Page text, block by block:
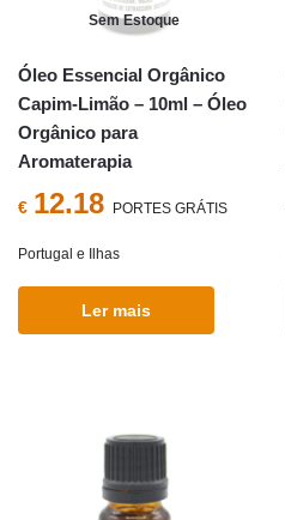
Sem Estoque
Óleo Essencial Orgânico
Capim-Limão – 10ml – Óleo
Orgânico para
Aromaterapia
€ 12.18 PORTES GRÁTIS
Portugal e Ilhas
Ler mais